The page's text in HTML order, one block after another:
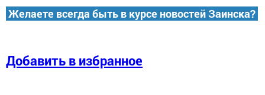
Желаете всегда быть в курсе новостей Заинска?
Добавить в избранное